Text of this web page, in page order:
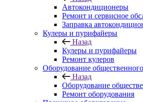
Автокондиционеры
Ремонт и сервисное
Заправка
Кулеры и пурифайеры
Назад
Кулеры и пурифайеры
Ремонт кулеров
Оборудование
Назад
Оборудование
Ремонт оборудования